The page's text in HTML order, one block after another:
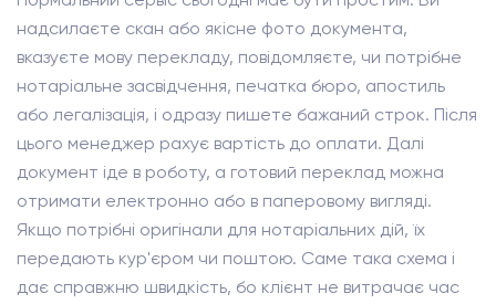
надсилаєте скан або якісне фото документа,
вказуєте мову перекладу, повідомляєте, чи потрібне
нотаріальне засвідчення, печатка бюро, апостиль
або легалізація, і одразу пишете бажаний строк. Після
цього менеджер рахує вартість до оплати. Далі
документ іде в роботу, а готовий переклад можна
отримати електронно або в паперовому вигляді.
Якщо потрібні оригінали для нотаріальних дій, їх
передають кур'єром чи поштою. Саме така схема і
дає справжню швидкість, бо клієнт не витрачає час